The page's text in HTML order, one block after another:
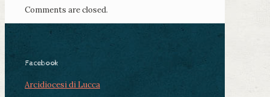
Comments are closed.
Facebook
Arcidiocesi di Lucca